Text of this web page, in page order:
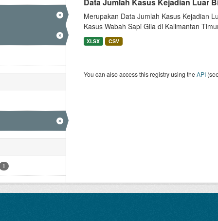
1
Merupakan Data Jumlah Kasus Kejadian
Kasus Wabah Sapi Gila di Kalimantan
XLSX CSV
You can also access this registry using theAPI